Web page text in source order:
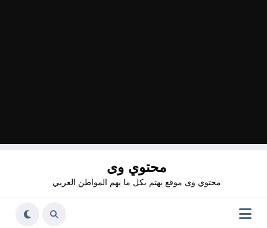
محتوي وى
محتوي وى موقع يهتم بكل ما يهم المواطن العربي